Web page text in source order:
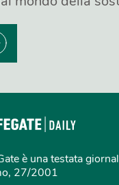
è una testata
27/2001